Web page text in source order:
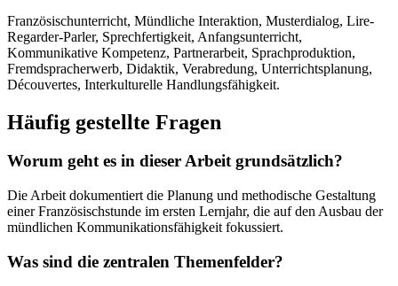
Französischunterricht, Mündliche Interaktion, Musterdialog, Lire-
Regarder-Parler, Sprechfertigkeit, Anfangsunterricht,
Kommunikative Kompetenz, Partnerarbeit, Sprachproduktion,
Fremdspracherwerb, Didaktik, Verabredung, Unterrichtsplanung,
Découvertes, Interkulturelle Handlungsfähigkeit.
Häufig gestellte Fragen
Worum geht es in dieser Arbeit grundsätzlich?
Die Arbeit dokumentiert die Planung und methodische Gestaltung
einer Französischstunde im ersten Lernjahr, die auf den Ausbau der
mündlichen Kommunikationsfähigkeit fokussiert.
Was sind die zentralen Themenfelder?